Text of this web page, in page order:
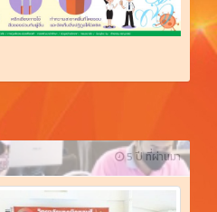
5 ปี ที่ผ่านมา